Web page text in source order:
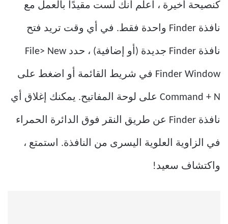
كنصيحة أخيرة ، اعلم أنك لست مقيدًا بالعمل مع
نافذة Finder واحدة فقط. في أي وقت تريد فتح
نافذة Finder جديدة (أو إضافية) ، حدد File> New
Finder Window في شريط القائمة أو اضغط على
Command + N على لوحة المفاتيح. يمكنك إغلاق أي
نافذة Finder عن طريق النقر فوق الدائرة الحمراء
في الزاوية العلوية اليسرى من النافذة. استمتع ،
واكتشاف سعيد!